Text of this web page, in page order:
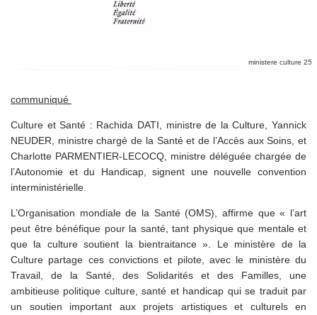
ministere culture 25
communiqué
Culture et Santé : Rachida DATI, ministre de la Culture, Yannick
NEUDER, ministre chargé de la Santé et de l’Accès aux Soins, et
Charlotte PARMENTIER-LECOCQ, ministre déléguée chargée de
l’Autonomie et du Handicap, signent une nouvelle convention
interministérielle.
L’Organisation mondiale de la Santé (OMS), affirme que « l’art
peut être bénéfique pour la santé, tant physique que mentale et
que la culture soutient la bientraitance ». Le ministère de la
Culture partage ces convictions et pilote, avec le ministère du
Travail, de la Santé, des Solidarités et des Familles, une
ambitieuse politique culture, santé et handicap qui se traduit par
un soutien important aux projets artistiques et culturels en